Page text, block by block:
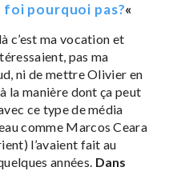
foi pourquoi pas?«
c’est ma vocation et
pas ma
ni de mettre Olivier en
la manière dont ça peut
ce type de média
comme Marcos Ceara
l’avaient fait au
années. Dans